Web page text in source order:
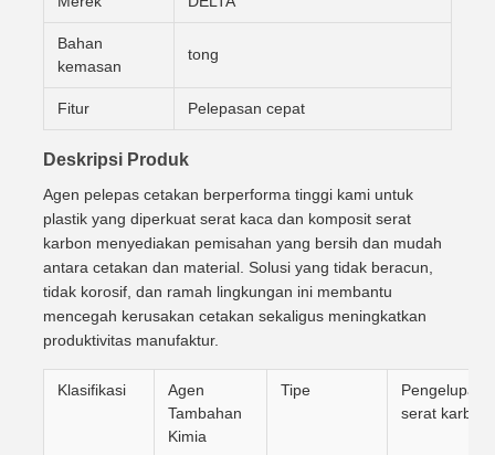
Bahan
kemasan
tong
Fitur Pelepasan cepat
Deskripsi Produk
Agen pelepas cetakan berperforma tinggi kami untuk
plastik yang diperkuat serat kaca dan komposit serat
karbon menyediakan pemisahan yang bersih dan mudah
antara cetakan dan material. Solusi yang tidak beracun,
tidak korosif, dan ramah lingkungan ini membantu
mencegah kerusakan cetakan sekaligus meningkatkan
produktivitas manufaktur.
Klasifikasi
Agen
Tambahan
Kimia
Tipe
serat karbon